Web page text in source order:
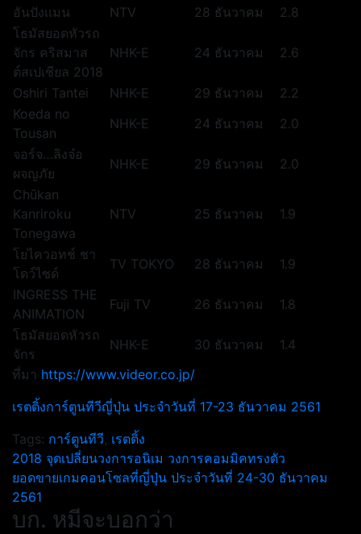
อันปังแมน
NTV 28 ธันวาคม
2.8
โธมัสยอดหัวรถ
จักร คริสมาส
ต์สเปเชียล 2018
NHK-E 24 ธันวาคม 2.6
Oshiri Tantei NHK-E 29 ธันวาคม
2.2
Koeda no
Tousan
NHK-E 24 ธันวาคม
2.0
จอร์จ…ลิงจ๋อ
ผจญภัย
NHK-E 29 ธันวาคม
2.0
Chūkan
Kanriroku
Tonegawa
NTV 25 ธันวาคม 1.9
โยไควอทช์ ชา
โดว์ไซด์
TV TOKYO 28 ธันวาคม
1.9
INGRESS THE
ANIMATION
Fuji TV 26 ธันวาคม
1.8
โธมัสยอดหัวรถ
จักร
NHK-E 30 ธันวาคม
1.4
ที่มา https://www.videor.co.jp/
เรตติ้งการ์ตูนทีวีญี่ปุ่น ประจำวันที่ 17-23 ธันวาคม 2561
Tags: การ์ตูนทีวี, เรตติ้ง
แนะแนว
เรื่อง
2018 จุดเปลี่ยนวงการอนิเม วงการคอมมิคทรงตัว
ยอดขายเกมคอนโซลที่ญี่ปุ่น ประจำวันที่ 24-30 ธันวาคม
2561
บก. หมีจะบอกว่า